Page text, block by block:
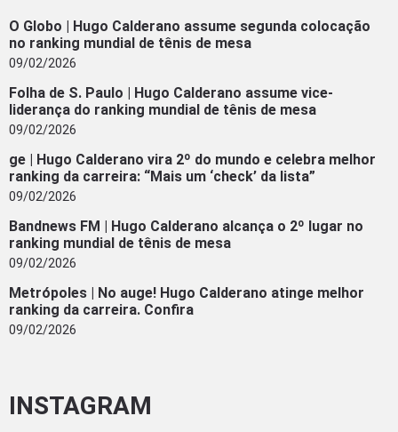
O Globo | Hugo Calderano assume segunda colocação
no ranking mundial de tênis de mesa
09/02/2026
Folha de S. Paulo | Hugo Calderano assume vice-
liderança do ranking mundial de tênis de mesa
09/02/2026
ge | Hugo Calderano vira 2º do mundo e celebra melhor
ranking da carreira: “Mais um ‘check’ da lista”
09/02/2026
Bandnews FM | Hugo Calderano alcança o 2º lugar no
ranking mundial de tênis de mesa
09/02/2026
Metrópoles | No auge! Hugo Calderano atinge melhor
ranking da carreira. Confira
09/02/2026
INSTAGRAM